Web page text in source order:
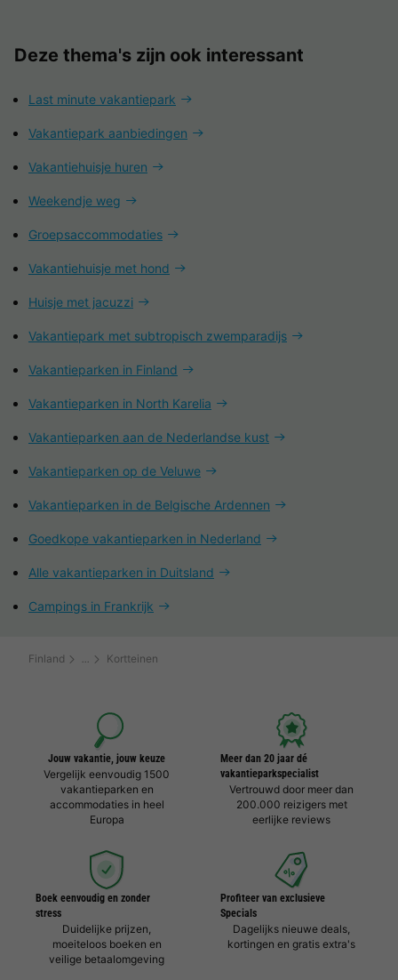
Deze thema's zijn ook interessant
Last minute vakantiepark
Vakantiepark aanbiedingen
Vakantiehuisje huren
Weekendje weg
Groepsaccommodaties
Vakantiehuisje met hond
Huisje met jacuzzi
Vakantiepark met subtropisch zwemparadijs
Vakantieparken in Finland
Vakantieparken in North Karelia
Vakantieparken aan de Nederlandse kust
Vakantieparken op de Veluwe
Vakantieparken in de Belgische Ardennen
Goedkope vakantieparken in Nederland
Alle vakantieparken in Duitsland
Campings in Frankrijk
Finland Kortteinen
Jouw vakantie, jouw keuze
Vergelijk eenvoudig 1500
vakantieparken en
accommodaties in heel
Europa
Meer dan 20 jaar dé
vakantieparkspecialist
Vertrouwd door meer dan
200.000 reizigers met
eerlijke reviews
Boek eenvoudig en zonder
stress
Duidelijke prijzen,
moeiteloos boeken en
veilige betaalomgeving
Profiteer van exclusieve
Specials
Dagelijks nieuwe deals,
kortingen en gratis extra's